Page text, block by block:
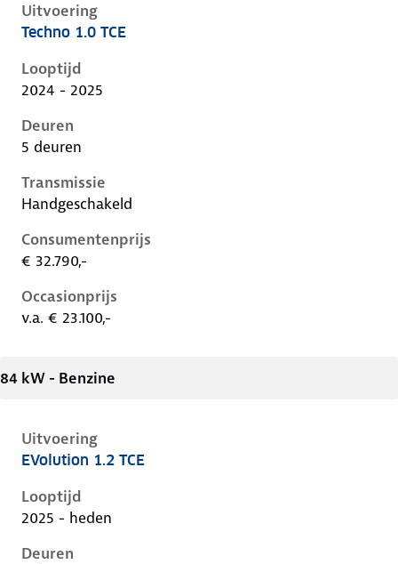
Uitvoering
Renault Captur ii-1e-facelift, 1.0 tce, 67 kW, Benzine,
Techno 1.0 TCE
Looptijd
2024 - 2025
Deuren
5 deuren
Transmissie
Handgeschakeld
Consumentenprijs
€ 32.790,-
Occasionprijs
v.a. € 23.100,-
84 kW - Benzine
Uitvoering
Renault Captur ii-1e-facelift, 1.2 tce, 84 kW, Benzine,
EVolution 1.2 TCE
Looptijd
2025 - heden
Deuren